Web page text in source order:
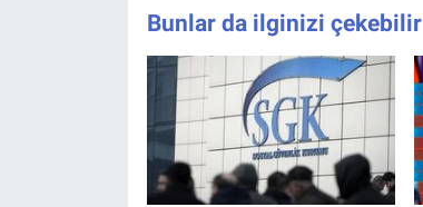
Bunlar da ilginizi çekebilir